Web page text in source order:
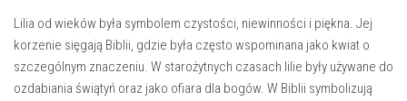
Lilia​ od wieków była symbolem czystości, niewinności i ​piękna. Jej
korzenie sięgają Biblii, gdzie była często wspominana⁢ jako kwiat⁣ o
szczególnym ‍znaczeniu. ⁢W starożytnych czasach lilie były⁣ używane do
ozdabiania świątyń ‍oraz ⁣jako ofiara dla bogów. W Biblii⁣ symbolizują